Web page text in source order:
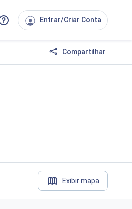
Entrar/Criar Conta
Compartilhar
Exibir mapa